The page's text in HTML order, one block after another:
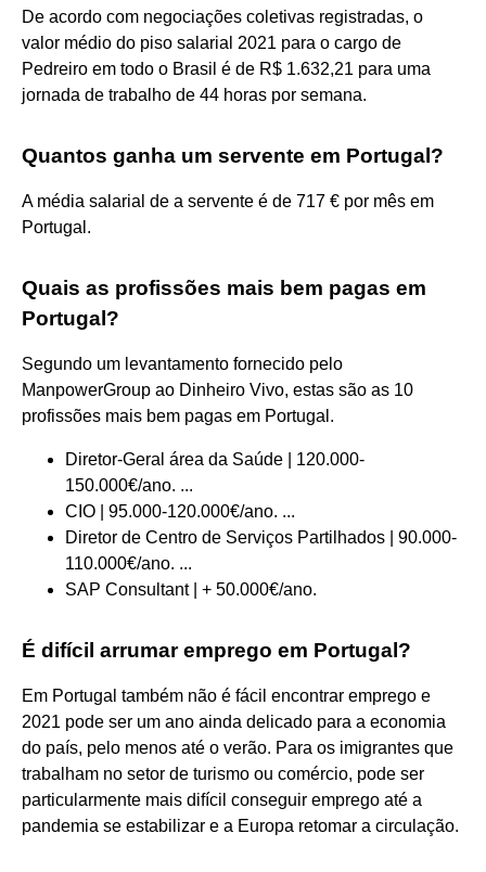
De acordo com negociações coletivas registradas, o
valor médio do piso salarial 2021 para o cargo de
Pedreiro em todo o Brasil é de R$ 1.632,21 para uma
jornada de trabalho de 44 horas por semana.
Quantos ganha um servente em Portugal?
A média salarial de a servente é de 717 € por mês em
Portugal.
Quais as profissões mais bem pagas em
Portugal?
Segundo um levantamento fornecido pelo
ManpowerGroup ao Dinheiro Vivo, estas são as 10
profissões mais bem pagas em Portugal.
Diretor-Geral área da Saúde | 120.000-
150.000€/ano. ...
CIO | 95.000-120.000€/ano. ...
Diretor de Centro de Serviços Partilhados | 90.000-
110.000€/ano. ...
SAP Consultant | + 50.000€/ano.
É difícil arrumar emprego em Portugal?
Em Portugal também não é fácil encontrar emprego e
2021 pode ser um ano ainda delicado para a economia
do país, pelo menos até o verão. Para os imigrantes que
trabalham no setor de turismo ou comércio, pode ser
particularmente mais difícil conseguir emprego até a
pandemia se estabilizar e a Europa retomar a circulação.